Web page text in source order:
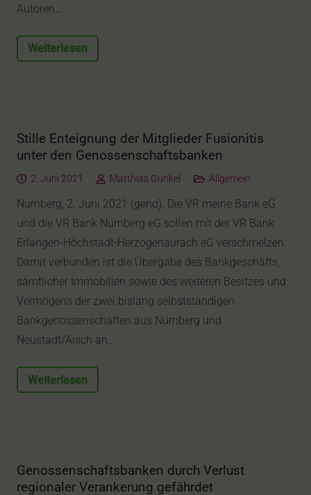
Autoren…
Weiterlesen
Stille Enteignung der Mitglieder Fusionitis
unter den Genossenschaftsbanken
2. Juni 2021 Matthias Günkel Allgemein
Nürnberg, 2. Juni 2021 (geno). Die VR meine Bank eG
und die VR Bank Nürnberg eG sollen mit der VR Bank
Erlangen-Höchstadt-Herzogenaurach eG verschmelzen.
Damit verbunden ist die Übergabe des Bankgeschäfts,
sämtlicher Immobilien sowie des weiteren Besitzes und
Vermögens der zwei bislang selbstständigen
Bankgenossenschaften aus Nürnberg und
Neustadt/Aisch an…
Weiterlesen
Genossenschaftsbanken durch Verlust
regionaler Verankerung gefährdet